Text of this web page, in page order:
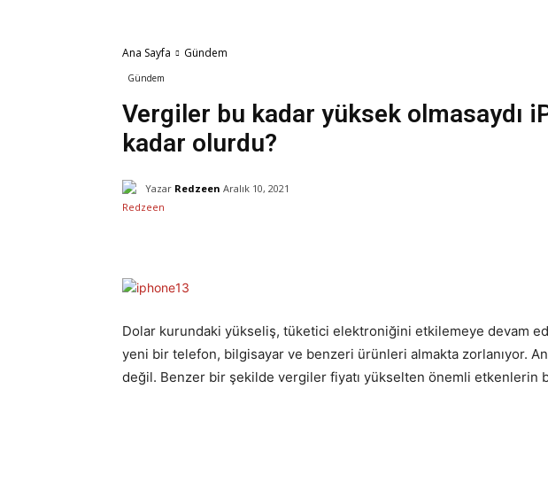
Ana Sayfa Gündem
Gündem
Vergiler bu kadar yüksek olmasaydı
kadar olurdu?
Yazar Redzeen Aralık 10, 2021
Dolar kurundaki yükseliş, tüketici elektroniğini etkilemeye devam
yeni bir telefon, bilgisayar ve benzeri ürünleri almakta zorlanıyor.
değil. Benzer bir şekilde vergiler fiyatı yükselten önemli etkenlerin